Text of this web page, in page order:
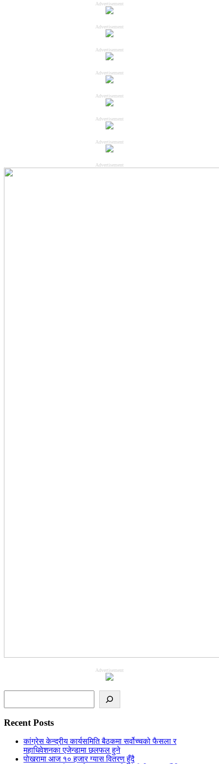
Advertisement
Advertisement
Advertisement
Advertisement
Advertisement
Advertisement
Advertisement
Advertisement
Advertisement
Recent Posts
कांग्रेस केन्द्रीय कार्यसमिति बैठकमा सर्वोच्चको फैसला र
महाधिवेशनका एजेन्डामा छलफल हुने
पोखरामा आज १० हजार ग्यास वितरण हुँदै